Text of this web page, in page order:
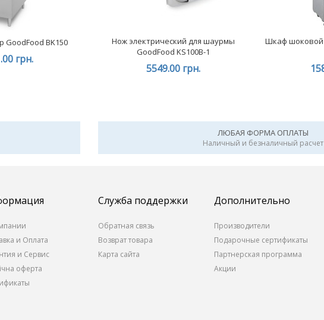
GoodFood BK150
грн.
Нож электрический для шаурмы
GoodFood KS100B-1
5549.00 грн.
Шкаф шоковой
ЛЮБАЯ ФОРМА ОПЛАТЫ
Наличный и безналичный расчет
и Оплата
и Сервис
оферта
Служба поддержки
Обратная связь
Возврат товара
Карта сайта
Дополнительно
Производители
Подарочные сертификаты
Партнерская программа
Акции